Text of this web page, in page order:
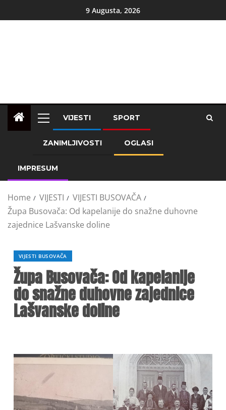
9 Augusta, 2026
VIJESTI SPORT
ZANIMLJIVOSTI OGLASI
IMPRESUM
Home VIJESTI
VIJESTI BUSOVAČA
Župa Busovača: Od kapelanije do snažne duhovne
zajednice Lašvanske doline
VIJESTI BUSOVAČA
Župa Busovača: Od kapelanije
do snažne duhovne zajednice
Lašvanske doline